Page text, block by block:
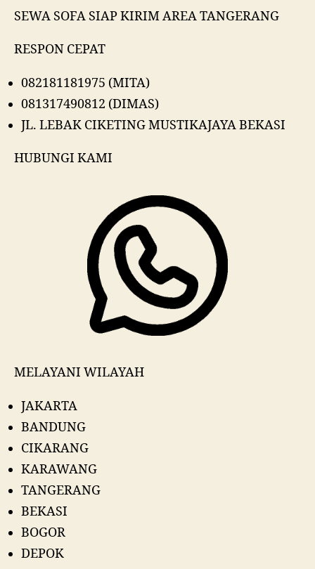
SEWA SOFA SIAP KIRIM AREA TANGERANG
RESPON CEPAT
082181181975 (MITA)
081317490812 (DIMAS)
JL. LEBAK CIKETING MUSTIKAJAYA BEKASI
HUBUNGI KAMI
MELAYANI WILAYAH
JAKARTA
BANDUNG
CIKARANG
KARAWANG
TANGERANG
BEKASI
BOGOR
DEPOK